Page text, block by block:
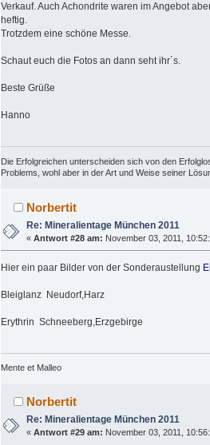
Verkauf. Auch Achondrite waren im Angebot
heftig.
Trotzdem eine schöne Messe.
Schaut euch die Fotos an dann seht ihr´s.
Beste Grüße
Hanno
Die Erfolgreichen unterscheiden sich von den
Problems, wohl aber in der Art und Weise seiner
Norbertit
Re: Mineralientage München 2011
«Antwort #28 am: November 03, 2011,
Hier ein paar Bilder von der Sonderaustellung
Bleiglanz Neudorf,Harz
Erythrin Schneeberg,Erzgebirge
Mente et Malleo
Norbertit
Re: Mineralientage München 2011
«Antwort #29 am: November 03, 2011,